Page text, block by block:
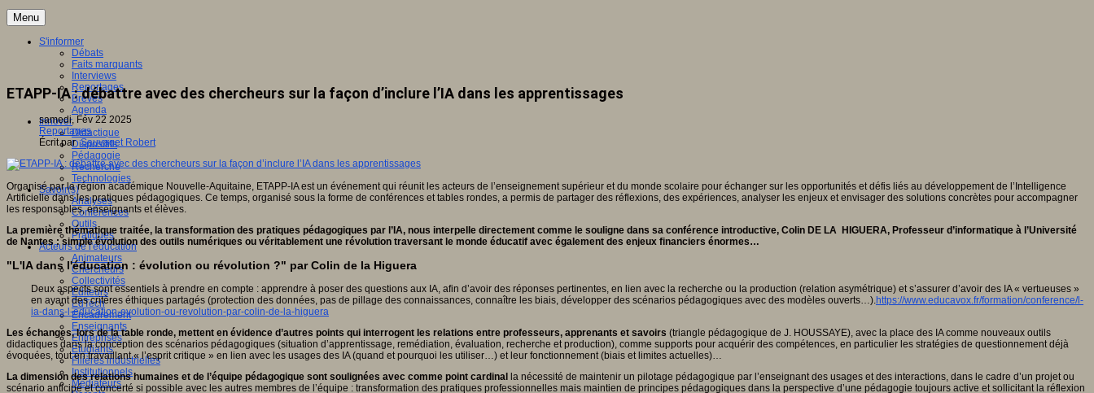
Menu
S'informer
Débats
Faits marquants
Interviews
Reportages
Brèves
Agenda
Innover
Didactique
Dispositifs
Pédagogie
Recherche
Technologies
Savoir(s)
Analyses
Conférences
Outils
Pratiques
Acteurs de l'éducation
Animateurs
Chercheurs
Collectivités
Editeurs
EdTech
Encadrement
Enseignants
Entreprises
Etudiants
Filières industrielles
Institutionnels
Médiateurs
ETAPP-IA : débattre avec des chercheurs sur la façon d’inclure l’IA dans les apprentissages
samedi, Fév 22 2025
Reportages
Écrit parSauvaget Robert
Organisé par la région académique Nouvelle-Aquitaine, ETAPP-IA est un événement qui réunit les acteurs de l’enseignement supérieur et du monde scolaire pour échanger sur les opportunités et défis liés au développement de l’Intelligence
Artificielle dans les pratiques pédagogiques. Ce temps, organisé sous la forme de conférences et tables rondes, a permis de partager des réflexions, des expériences, analyser les enjeux et envisager des solutions concrètes pour accompagner
les responsables, enseignants et élèves.
La première thématique traitée, la transformation des pratiques pédagogiques par l’IA, nous interpelle directement comme le souligne dans sa conférence introductive, Colin DE LA HIGUERA, Professeur d’informatique à l’Université
de Nantes : simple évolution des outils numériques ou véritablement une révolution traversant le monde éducatif avec également des enjeux financiers énormes…
"L'IA dans l'éducation : évolution ou révolution ?" par Colin de la Higuera
Deux aspects sont essentiels à prendre en compte : apprendre à poser des questions aux IA, afin d’avoir des réponses pertinentes, en lien avec la recherche ou la production (relation asymétrique) et s’assurer d’avoir des IA « vertueuses »
en ayant des critères éthiques partagés (protection des données, pas de pillage des connaissances, connaître les biais, développer des scénarios pédagogiques avec des modèles ouverts…).https://www.educavox.fr/formation/conference/l-
ia-dans-l-education-evolution-ou-revolution-par-colin-de-la-higuera
Les échanges, lors de la table ronde, mettent en évidence d’autres points qui interrogent les relations entre professeurs, apprenants et savoirs (triangle pédagogique de J. HOUSSAYE), avec la place des IA comme nouveaux outils
didactiques dans la conception des scénarios pédagogiques (situation d’apprentissage, remédiation, évaluation, recherche et production), comme supports pour acquérir des compétences, en particulier les stratégies de questionnement déjà
évoquées, tout en travaillant « l’esprit critique » en lien avec les usages des IA (quand et pourquoi les utiliser…) et leur fonctionnement (biais et limites actuelles)…
La dimension des relations humaines et de l’équipe pédagogique sont soulignées avec comme point cardinal
la nécessité de maintenir un pilotage pédagogique par l’enseignant des usages et des interactions, dans le cadre d’un projet ou
scénario anticipé et concerté si possible avec les autres membres de l’équipe : transformation des pratiques professionnelles mais maintien de principes pédagogiques dans la perspective d’une pédagogie toujours active et sollicitant la réflexion